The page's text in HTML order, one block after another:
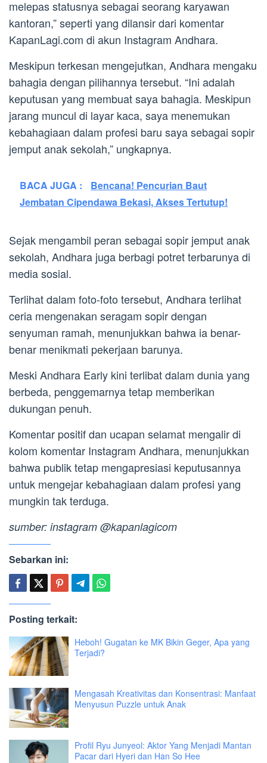
melepas statusnya sebagai seorang karyawan
kantoran,” seperti yang dilansir dari komentar
KapanLagi.com di akun Instagram Andhara.
Meskipun terkesan mengejutkan, Andhara mengaku
bahagia dengan pilihannya tersebut. “Ini adalah
keputusan yang membuat saya bahagia. Meskipun
jarang muncul di layar kaca, saya menemukan
kebahagiaan dalam profesi baru saya sebagai sopir
jemput anak sekolah,” ungkapnya.
BACA JUGA :
Bencana! Pencurian Baut
Jembatan Cipendawa Bekasi, Akses Tertutup!
Sejak mengambil peran sebagai sopir jemput anak
sekolah, Andhara juga berbagi potret terbarunya di
media sosial.
Terlihat dalam foto-foto tersebut, Andhara terlihat
ceria mengenakan seragam sopir dengan
senyuman ramah, menunjukkan bahwa ia benar-
benar menikmati pekerjaan barunya.
Meski Andhara Early kini terlibat dalam dunia yang
berbeda, penggemarnya tetap memberikan
dukungan penuh.
Komentar positif dan ucapan selamat mengalir di
kolom komentar Instagram Andhara, menunjukkan
bahwa publik tetap mengapresiasi keputusannya
untuk mengejar kebahagiaan dalam profesi yang
mungkin tak terduga.
sumber: instagram @kapanlagicom
Sebarkan ini:
Posting terkait:
Heboh! Gugatan ke MK Bikin Geger, Apa yang
Terjadi?
Mengasah Kreativitas dan Konsentrasi: Manfaat
Menyusun Puzzle untuk Anak
Profil Ryu Junyeol: Aktor Yang Menjadi Mantan
Pacar dari Hyeri dan Han So Hee